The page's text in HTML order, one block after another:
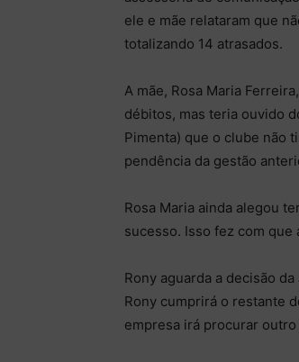
ele e mãe relataram que
totalizando 14 atrasados.
A mãe, Rosa Maria
débitos, mas teria ouvido
Pimenta) que o clube não
pendência da gestão
Rosa Maria ainda alegou
sucesso. Isso fez com
Rony aguarda a decisão
Rony cumprirá o restante
empresa irá procurar